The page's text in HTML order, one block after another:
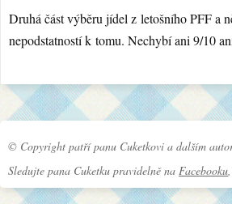
Druhá část výběru jídel z letošního PFF a
nepodstatností k tomu. Nechybí ani 9/10
© Copyright patří panu Cuketkovi a dalším
Sledujte pana Cuketku pravidelně na Facebooku,